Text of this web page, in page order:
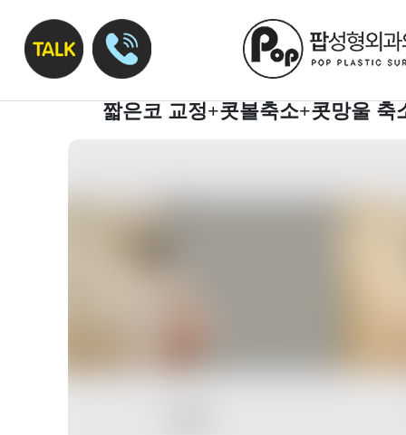
짧은코 교정+콧볼축소+콧망울 축